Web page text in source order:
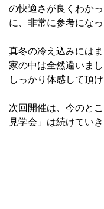
の快適さが良くわか
に、非常に参考にな
真冬の冷え込みには
家の中は全然違いま
しっかり体感して頂
次回開催は、今のと
見学会」は続けてい